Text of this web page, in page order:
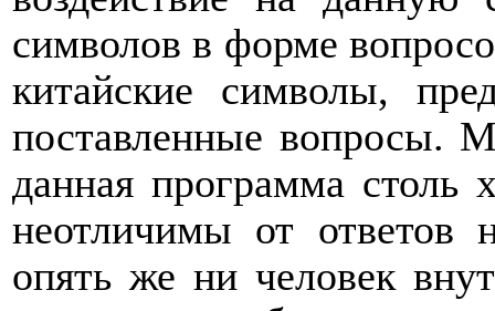
символов в форме
китайские символы,
поставленные вопросы.
данная программа
неотличимы от ответов
опять же ни человек